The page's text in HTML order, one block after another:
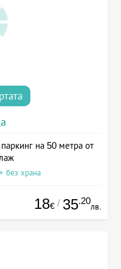
на 50 метра от
без храна
18€ / 35.20
лв.